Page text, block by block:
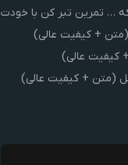
… تمرین تبر کن با خودت
+ کیفیت عالی)
عالی)
(متن + کیفیت عالی)